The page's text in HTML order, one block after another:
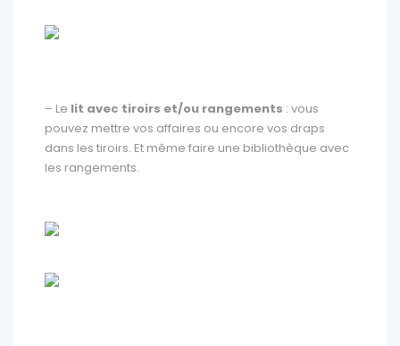
– Le lit avec tiroirs et/ou rangements : vous
pouvez mettre vos affaires ou encore vos draps
dans les tiroirs. Et même faire une bibliothèque avec
les rangements.